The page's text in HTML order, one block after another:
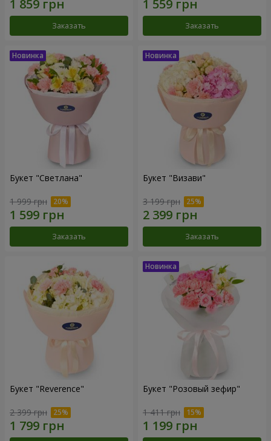
Заказать Заказать
Букет "Светлана"
1 999 грн
Заказать
Букет "Визави"
3 199 грн
Заказать
Букет "Reverence"
2 399 грн
Букет "Розовый зефир"
1 411 грн